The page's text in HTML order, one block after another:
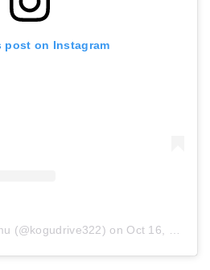
post on Instagram
(@kogudrive322) on Oct 16, 2017 at 11:38am PDT